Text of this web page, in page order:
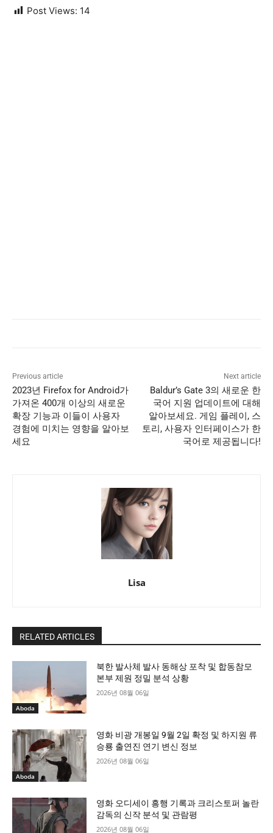
Post Views: 14
Previous article
2023년 Firefox for Android가
가져온 400개 이상의 새로운
확장 기능과 이들이 사용자
경험에 미치는 영향을 알아보
세요
Next article
Baldur’s Gate 3의 새로운 한
국어 지원 업데이트에 대해
알아보세요. 게임 플레이, 스
토리, 사용자 인터페이스가 한
국어로 제공됩니다!
Lisa
RELATED ARTICLES
Aboda
북한 발사체 발사 동해상 포착 및 합동참모
본부 제원 정밀 분석 상황
2026년 08월 06일
Aboda
영화 비광 개봉일 9월 2일 확정 및 하지원 류
승룡 출연진 연기 변신 정보
2026년 08월 06일
영화 오디세이 흥행 기록과 크리스토퍼 놀란
감독의 신작 분석 및 관람평
2026년 08월 06일